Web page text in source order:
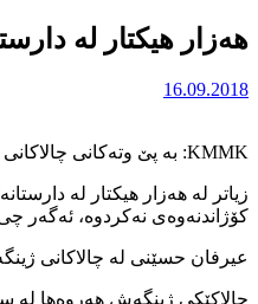
هەزار هیکتار لە
16.09.2018
‌KMMK: بە پێ وتەکانی چالاکانی ژینگەی مەریوان لە ۹ڕۆژی ڕابردو نیزیکەی ۱۰۰۰ هیکتار لە دارستانەکانی مەریوان لە ڕۆژهەڵاتی کوردستان لە ناوچون.
کۆژاندنەوەی نەکردوە، ئەگەر
عیرفان حسێنی لە چالاکانی
چالاکێکی ژینگەش هەروەها لە